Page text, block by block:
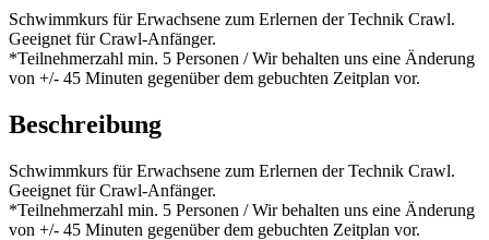
Schwimmkurs für Erwachsene zum Erlernen der Technik Crawl.
Geeignet für Crawl-Anfänger.
*Teilnehmerzahl min. 5 Personen / Wir behalten uns eine Änderung
von +/- 45 Minuten gegenüber dem gebuchten Zeitplan vor.
Beschreibung
Schwimmkurs für Erwachsene zum Erlernen der Technik Crawl.
Geeignet für Crawl-Anfänger.
*Teilnehmerzahl min. 5 Personen / Wir behalten uns eine Änderung
von +/- 45 Minuten gegenüber dem gebuchten Zeitplan vor.